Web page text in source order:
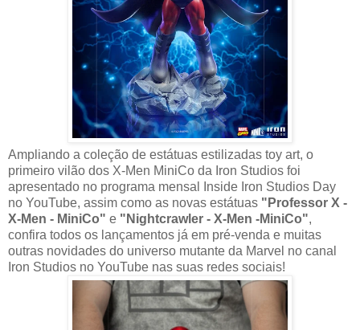
Ampliando a coleção de estátuas estilizadas toy art, o
primeiro vilão dos X-Men MiniCo da Iron Studios foi
apresentado no programa mensal Inside Iron Studios Day
no YouTube, assim como as novas estátuas "Professor X -
X-Men - MiniCo" e "Nightcrawler - X-Men -MiniCo",
confira todos os lançamentos já em pré-venda e muitas
outras novidades do universo mutante da Marvel no canal
Iron Studios no YouTube nas suas redes sociais!